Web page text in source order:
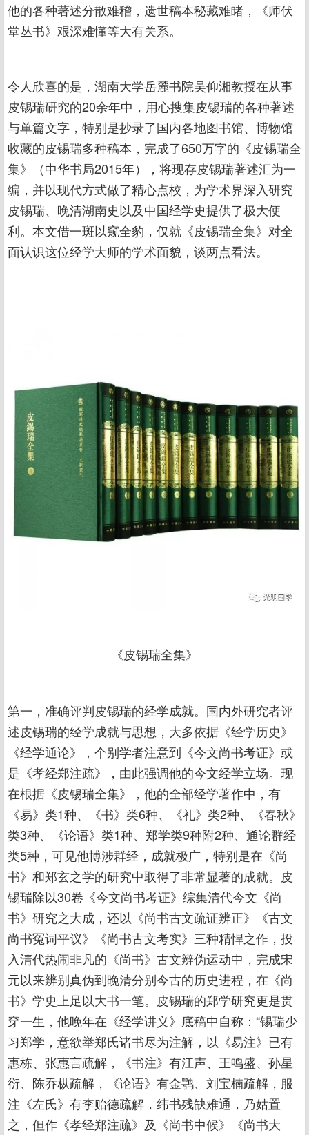
他的各种著述分散难稽，遗世稿本秘藏难睹，《师伏
堂丛书》艰深难懂等大有关系。
令人欣喜的是，湖南大学岳麓书院吴仰湘教授在从事
皮锡瑞研究的20余年中，用心搜集皮锡瑞的各种著述
与单篇文字，特别是抄录了国内各地图书馆、博物馆
收藏的皮锡瑞多种稿本，完成了650万字的《皮锡瑞全
集》（中华书局2015年），将现存皮锡瑞著述汇为一
编，并以现代方式做了精心点校，为学术界深入研究
皮锡瑞、晚清湖南史以及中国经学史提供了极大便
利。本文借一斑以窥全豹，仅就《皮锡瑞全集》对全
面认识这位经学大师的学术面貌，谈两点看法。
《皮锡瑞全集》
第一，准确评判皮锡瑞的经学成就。国内外研究者评
述皮锡瑞的经学成就与思想，大多依据《经学历史》
《经学通论》，个别学者注意到《今文尚书考证》或
是《孝经郑注疏》，由此强调他的今文经学立场。现
在根据《皮锡瑞全集》，他的全部经学著作中，有
《易》类1种、《书》类6种、《礼》类2种、《春秋》
类3种、《论语》类1种、郑学类9种附2种、通论群经
类5种，可见他博涉群经，成就极广，特别是在《尚
书》和郑玄之学的研究中取得了非常显著的成就。皮
锡瑞除以30卷《今文尚书考证》综集清代今文《尚
书》研究之大成，还以《尚书古文疏证辨正》《古文
尚书冤词平议》《尚书古文考实》三种精悍之作，投
入清代热闹非凡的《尚书》古文辨伪运动中，完成宋
元以来辨别真伪到晚清分别今古的历史进程，在《尚
书》学史上足以大书一笔。皮锡瑞的郑学研究更是贯
穿一生，他晚年在《经学讲义》底稿中自称：“锡瑞少
习郑学，意欲举郑氏诸书尽为注解，以《易注》已有
惠栋、张惠言疏解，《书注》有江声、王鸣盛、孙星
衍、陈乔枞疏解，《论语》有金鹗、刘宝楠疏解，服
注《左氏》有李贻德疏解，纬书残缺难通，乃姑置
之，但作《孝经郑注疏》及《尚书中候》《尚书大